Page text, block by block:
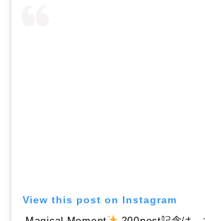
View this post on Instagram